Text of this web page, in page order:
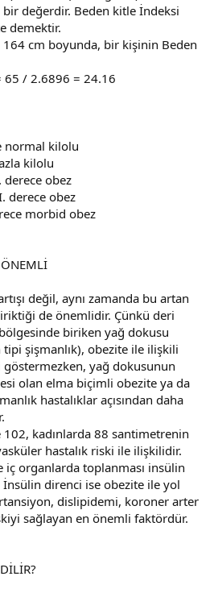
değerdir. Beden kitle İndeksi
demektir.
164 cm boyunda, bir kişinin Beden
65 / 2.6896 = 24.16
normal kilolu
kilolu
derece obez
derece obez
morbid obez
değil, aynı zamanda bu artan
de önemlidir. Çünkü deri
biriken yağ dokusu
şişmanlık), obezite ile ilişkili
göstermezken, yağ dokusunun
olan elma biçimli obezite ya da
hastalıklar açısından daha
kadınlarda 88 santimetrenin
hastalık riski ile ilişkilidir.
iç organlarda toplanması insülin
İnsülin direnci ise obezite ile yol
dislipidemi, koroner arter
sağlayan en önemli faktördür.